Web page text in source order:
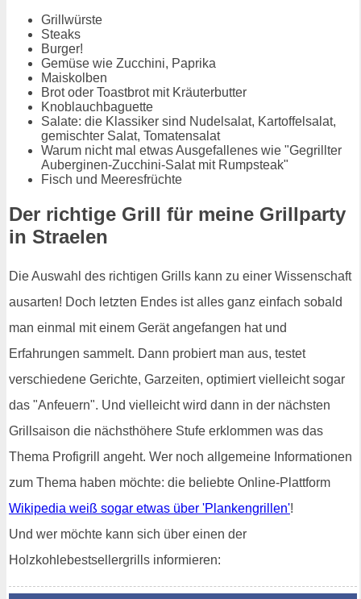
Grillwürste
Steaks
Burger!
Gemüse wie Zucchini, Paprika
Maiskolben
Brot oder Toastbrot mit Kräuterbutter
Knoblauchbaguette
Salate: die Klassiker sind Nudelsalat, Kartoffelsalat,
gemischter Salat, Tomatensalat
Warum nicht mal etwas Ausgefallenes wie "Gegrillter
Auberginen-Zucchini-Salat mit Rumpsteak"
Fisch und Meeresfrüchte
Der richtige Grill für meine Grillparty
in Straelen
Die Auswahl des richtigen Grills kann zu einer Wissenschaft
ausarten! Doch letzten Endes ist alles ganz einfach sobald
man einmal mit einem Gerät angefangen hat und
Erfahrungen sammelt. Dann probiert man aus, testet
verschiedene Gerichte, Garzeiten, optimiert vielleicht sogar
das "Anfeuern". Und vielleicht wird dann in der nächsten
Grillsaison die nächsthöhere Stufe erklommen was das
Thema Profigrill angeht. Wer noch allgemeine Informationen
zum Thema haben möchte: die beliebte Online-Plattform
Wikipedia weiß sogar etwas über 'Plankengrillen'!
Und wer möchte kann sich über einen der
Holzkohlebestsellergrills informieren: